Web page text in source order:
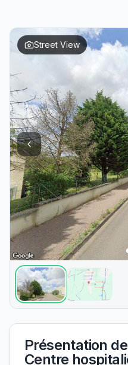
Street View
Présentation de
Centre